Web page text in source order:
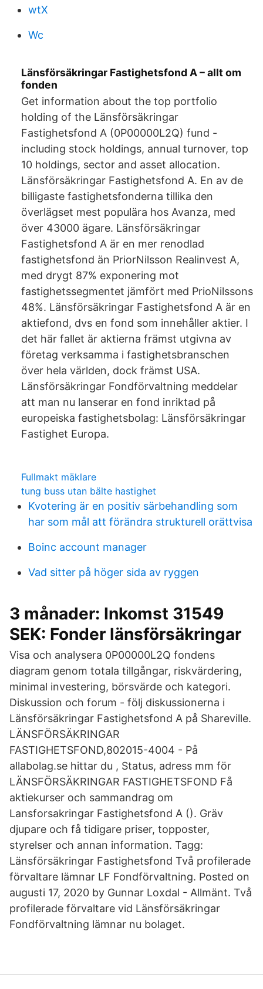
wtX
Wc
Länsförsäkringar Fastighetsfond A – allt om
fonden
Get information about the top portfolio
holding of the Länsförsäkringar
Fastighetsfond A (0P00000L2Q) fund -
including stock holdings, annual turnover, top
10 holdings, sector and asset allocation.
Länsförsäkringar Fastighetsfond A. En av de
billigaste fastighetsfonderna tillika den
överlägset mest populära hos Avanza, med
över 43000 ägare. Länsförsäkringar
Fastighetsfond A är en mer renodlad
fastighetsfond än PriorNilsson Realinvest A,
med drygt 87% exponering mot
fastighetssegmentet jämfört med PrioNilssons
48%. Länsförsäkringar Fastighetsfond A är en
aktiefond, dvs en fond som innehåller aktier. I
det här fallet är aktierna främst utgivna av
företag verksamma i fastighetsbranschen
över hela världen, dock främst USA.
Länsförsäkringar Fondförvaltning meddelar
att man nu lanserar en fond inriktad på
europeiska fastighetsbolag: Länsförsäkringar
Fastighet Europa.
Fullmakt mäklare
tung buss utan bälte hastighet
Kvotering är en positiv särbehandling som
har som mål att förändra strukturell orättvisa
Boinc account manager
Vad sitter på höger sida av ryggen
3 månader: Inkomst 31549
SEK: Fonder länsförsäkringar
Visa och analysera 0P00000L2Q fondens
diagram genom totala tillgångar, riskvärdering,
minimal investering, börsvärde och kategori.
Diskussion och forum - följ diskussionerna i
Länsförsäkringar Fastighetsfond A på Shareville.
LÄNSFÖRSÄKRINGAR
FASTIGHETSFOND,802015-4004 - På
allabolag.se hittar du , Status, adress mm för
LÄNSFÖRSÄKRINGAR FASTIGHETSFOND Få
aktiekurser och sammandrag om
Lansforsakringar Fastighetsfond A (). Gräv
djupare och få tidigare priser, topposter,
styrelser och annan information. Tagg:
Länsförsäkringar Fastighetsfond Två profilerade
förvaltare lämnar LF Fondförvaltning. Posted on
augusti 17, 2020 by Gunnar Loxdal - Allmänt. Två
profilerade förvaltare vid Länsförsäkringar
Fondförvaltning lämnar nu bolaget.